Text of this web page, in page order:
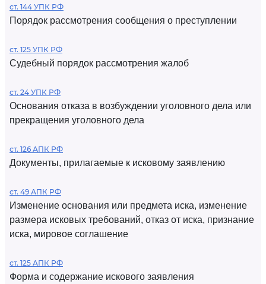
ст. 144 УПК РФ
Порядок рассмотрения сообщения о преступлении
ст. 125 УПК РФ
Судебный порядок рассмотрения жалоб
ст. 24 УПК РФ
Основания отказа в возбуждении уголовного дела или
прекращения уголовного дела
ст. 126 АПК РФ
Документы, прилагаемые к исковому заявлению
ст. 49 АПК РФ
Изменение основания или предмета иска, изменение
размера исковых требований, отказ от иска, признание
иска, мировое соглашение
ст. 125 АПК РФ
Форма и содержание искового заявления